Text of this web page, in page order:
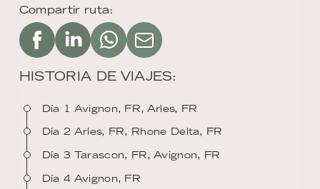
Compartir ruta:
HISTORIA DE VIAJES:
Día 1 Avignon, FR, Arles, FR
Día 2 Arles, FR, Rhone Delta, FR
Día 3 Tarascon, FR, Avignon, FR
Día 4 Avignon, FR